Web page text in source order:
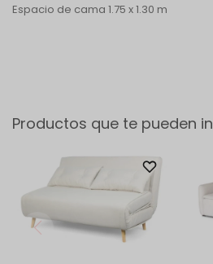
Espacio de cama 1.75 x 1.30 m
Productos que te pueden